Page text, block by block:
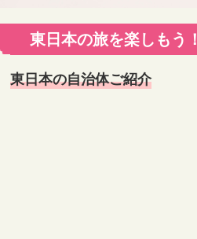
東日本の旅を楽しもう！
東日本の自治体ご紹介